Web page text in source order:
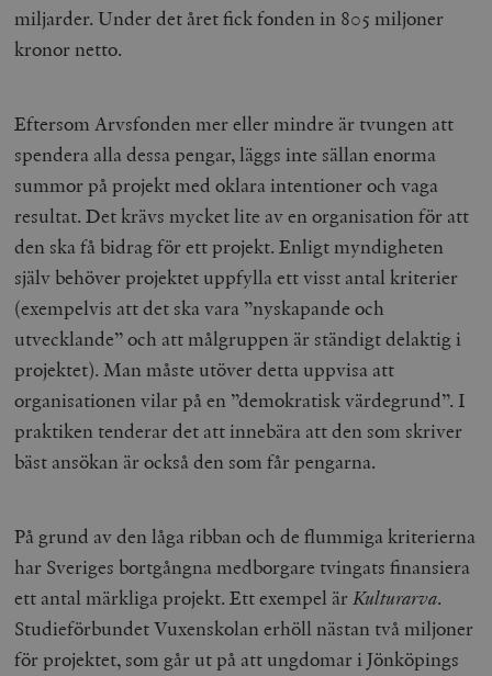
miljarder. Under det året fick fonden in 805 miljoner
kronor netto.
Eftersom Arvsfonden mer eller mindre är tvungen att
spendera alla dessa pengar, läggs inte sällan enorma
summor på projekt med oklara intentioner och vaga
resultat. Det krävs mycket lite av en organisation för att
den ska få bidrag för ett projekt. Enligt myndigheten
själv behöver projektet uppfylla ett visst antal kriterier
(exempelvis att det ska vara ”nyskapande och
utvecklande” och att målgruppen är ständigt delaktig i
projektet). Man måste utöver detta uppvisa att
organisationen vilar på en ”demokratisk värdegrund”. I
praktiken tenderar det att innebära att den som skriver
bäst ansökan är också den som får pengarna.
På grund av den låga ribban och de flummiga kriterierna
har Sveriges bortgångna medborgare tvingats finansiera
ett antal märkliga projekt. Ett exempel ärKulturarva.
Studieförbundet Vuxenskolan erhöll nästan två miljoner
för projektet, som går ut på att ungdomar i Jönköpings